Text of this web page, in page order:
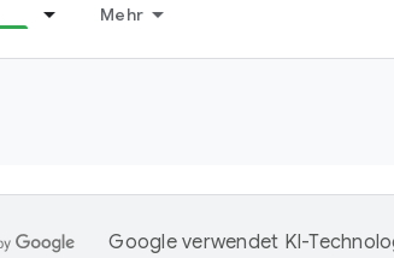
Mehr
Google verwendet KI-